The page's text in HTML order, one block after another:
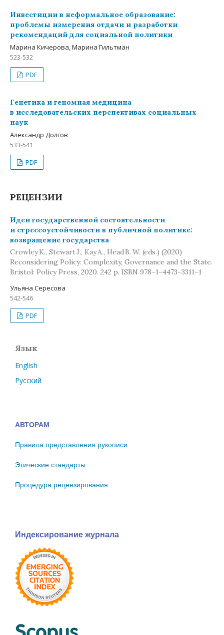
Инвестиции в неформальное образование:
проблемы измерения отдачи и разработки
рекомендаций для социальной политики
Марина Кичерова, Марина Гильтман
523-532
PDF
Генетика и геномная медицина
в исследовательских перспективах социальных
наук
Александр Долгов
533-541
PDF
РЕЦЕНЗИИ
Идеи государственной состоятельности
и стрессоустойчивости в публичной политике:
возвращение государства
Crowley K., Stewart J., Kay A., Head B. W. (eds.) (2020)
Reconsidering Policy: Complexity, Governance and the State.
Bristol: Policy Press, 2020. 242 p. ISBN 978–1–4473–3311–1
Ульяна Сересова
542-546
PDF
Язык
English
Русский
АВТОРАМ
Правила представления рукописи
Этические стандарты
Процедура рецензирования
Индексирование журнала